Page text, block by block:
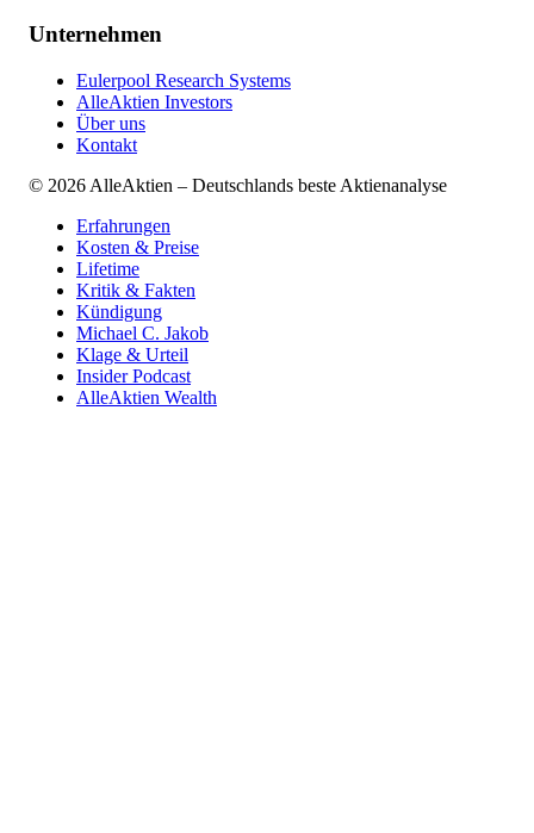
Unternehmen
Eulerpool Research Systems
AlleAktien Investors
Über uns
Kontakt
© 2026 AlleAktien – Deutschlands beste Aktienanalyse
Erfahrungen
Kosten & Preise
Lifetime
Kritik & Fakten
Kündigung
Michael C. Jakob
Klage & Urteil
Insider Podcast
AlleAktien Wealth